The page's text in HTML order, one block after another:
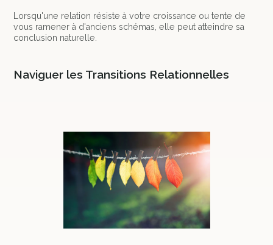
Lorsqu'une relation résiste à votre croissance ou tente de
vous ramener à d'anciens schémas, elle peut atteindre sa
conclusion naturelle.
Naviguer les Transitions Relationnelles